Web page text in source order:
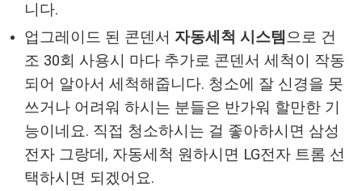
니다.
업그레이드 된 콘덴서 자동세척 시스템 으로 건
조 30회 사용시 마다 추가로 콘덴서 세척이 작동
되어 알아서 세척해줍니다. 청소에 잘 신경을 못
쓰거나 어려워 하시는 분들은 반가워 할만한 기
능이네요. 직접 청소하시는 걸 좋아하시면 삼성
전자 그랑데, 자동세척 원하시면 LG전자 트롬 선
택하시면 되겠어요.